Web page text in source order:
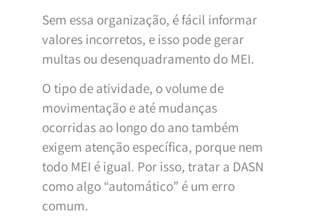
Sem essa organização, é fácil informar
valores incorretos, e isso pode gerar
multas ou desenquadramento do MEI.
O tipo de atividade, o volume de
movimentação e até mudanças
ocorridas ao longo do ano também
exigem atenção específica, porque nem
todo MEI é igual. Por isso, tratar a DASN
como algo “automático” é um erro
comum.